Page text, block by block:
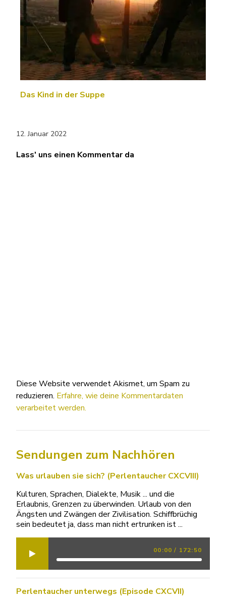
Das Kind in der Suppe
12. Januar 2022
Lass' uns einen Kommentar da
Diese Website verwendet Akismet, um Spam zu
reduzieren. Erfahre, wie deine Kommentardaten
verarbeitet werden.
Sendungen zum Nachhören
Was urlauben sie sich? (Perlentaucher CXCVIII)
Kulturen, Sprachen, Dialekte, Musik ... und die
Erlaubnis, Grenzen zu überwinden. Urlaub von den
Ängsten und Zwängen der Zivilisation. Schiffbrüchig
sein bedeutet ja, dass man nicht ertrunken ist ...
00:00 / 172:50
Perlentaucher unterwegs (Episode CXCVII)